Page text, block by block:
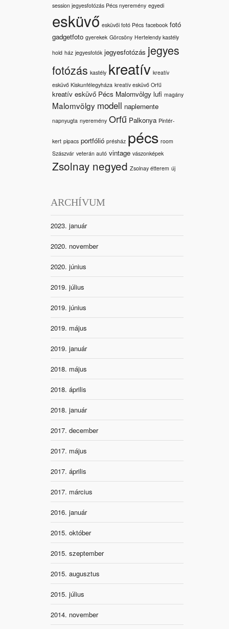
session jegyesfotózás Pécs nyeremény egyedi
esküvő esküvői fotó Pécs facebook fotó
gadgetfoto gyerekek Görcsöny Hertelendy kastély
hold ház jegyesfotók jegyesfotózás jegyes
fotózás kastély kreatív kreatív
esküvő Kiskunfélegyháza kreatív esküvő Orfű
kreatív esküvő Pécs Malomvölgy lufi magány
Malomvölgy modell naplemente
napnyugta nyeremény Orfű Palkonya Pintér-
kert pipacs portfólió présház pécs room
Szászvár veterán autó vintage vászonképek
Zsolnay negyed Zsolnay étterem új
ARCHÍVUM
2023. január
2020. november
2020. június
2019. július
2019. június
2019. május
2019. január
2018. május
2018. április
2018. január
2017. december
2017. május
2017. április
2017. március
2016. január
2015. október
2015. szeptember
2015. augusztus
2015. július
2014. november